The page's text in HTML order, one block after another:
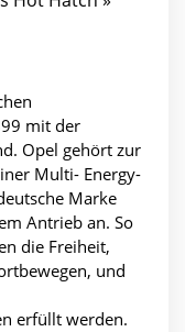
mit der
Opel gehört zur
Multi- Energy-
Marke
Antrieb an. So
die Freiheit,
und
erfüllt werden.